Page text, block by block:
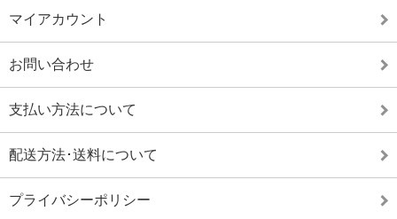
マイアカウント
お問い合わせ
支払い方法について
配送方法･送料について
プライバシーポリシー